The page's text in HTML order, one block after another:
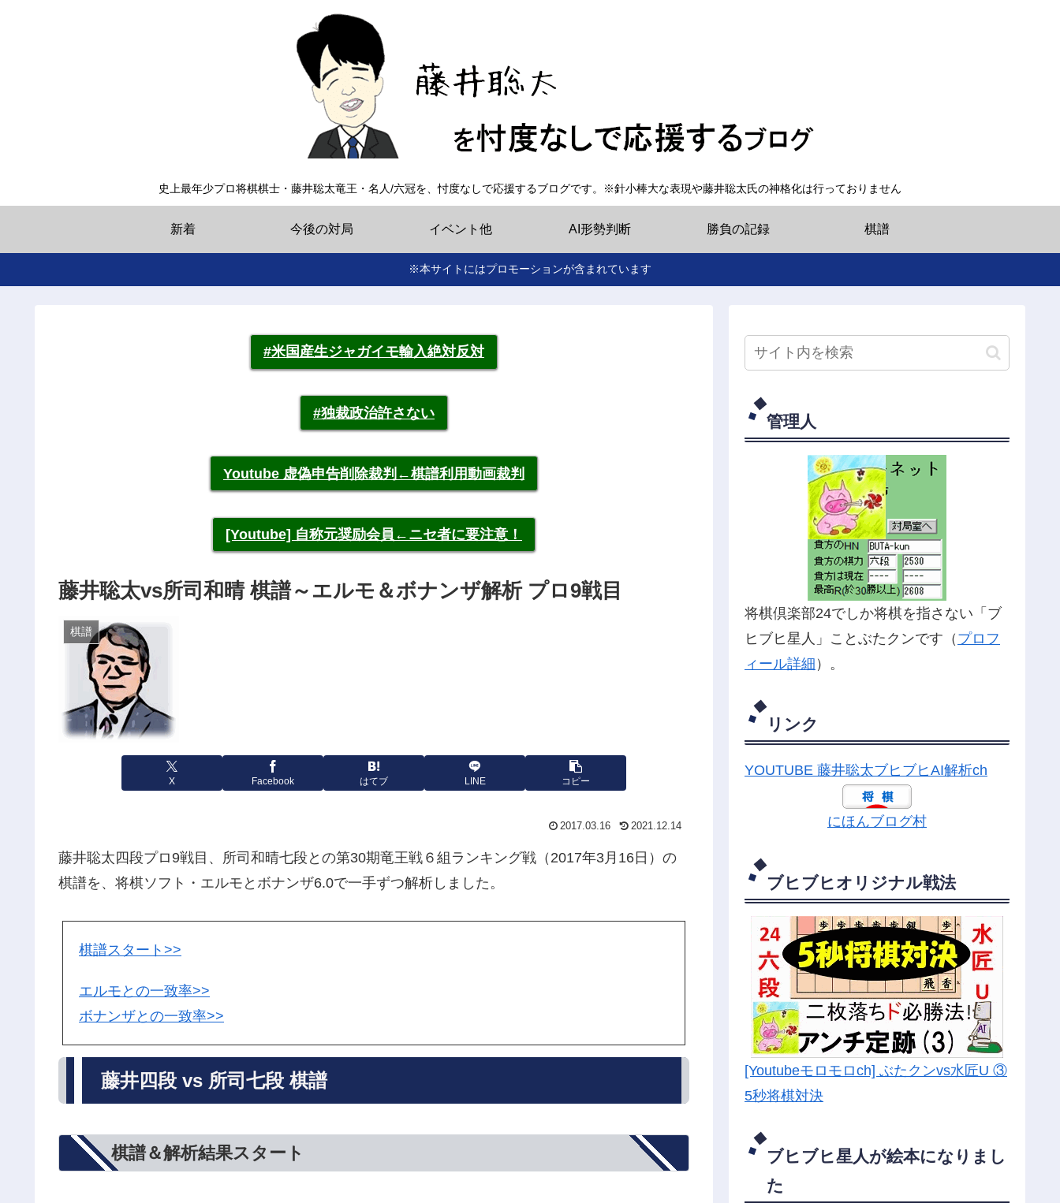
史上最年少プロ将棋棋士・藤井聡太竜王・名人/六冠を、忖度なしで応援するブログです。※針小棒大な表現や藤井聡太氏の神格化は行っておりません
新着 今後の対局 イベント他 AI形勢判断 勝負の記録 棋譜
※本サイトにはプロモーションが含まれています
#米国産生ジャガイモ輸入絶対反対
#独裁政治許さない
Youtube 虚偽申告削除裁判←棋譜利用動画裁判
[Youtube] 自称元奨励会員←ニセ者に要注意！
藤井聡太vs所司和晴 棋譜～エルモ＆ボナンザ解析 プロ9戦目
棋譜
X Facebook はてブ LINE コピー
2017.03.16 2021.12.14
藤井聡太四段プロ9戦目、所司和晴七段との第30期竜王戦６組ランキング戦（2017年3月16日）の
棋譜を、将棋ソフト・エルモとボナンザ6.0で一手ずつ解析しました。
棋譜スタート>>
エルモとの一致率>>
ボナンザとの一致率>>
藤井四段 vs 所司七段 棋譜
棋譜＆解析結果スタート
管理人
将棋倶楽部24でしか将棋を指さない「ブ
ヒブヒ星人」ことぶたクンです（ プロフ
ィール詳細 ）。
リンク
YOUTUBE 藤井聡太ブヒブヒAI解析ch
にほんブログ村
ブヒブヒオリジナル戦法
[Youtubeモロモロch] ぶたクンvs水匠U ③
5秒将棋対決
ブヒブヒ星人が絵本になりまし
た